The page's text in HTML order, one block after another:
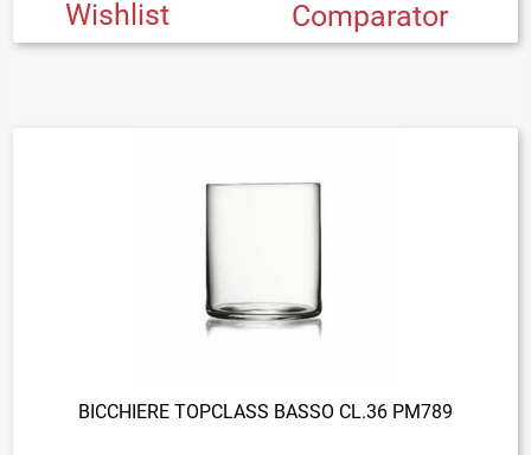
Wishlist Comparator
BICCHIERE TOPCLASS BASSO CL.36 PM789